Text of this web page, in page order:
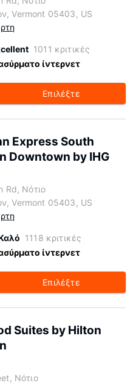
Vermont 05403, US
1011 κριτικές
ίντερνετ
Επιλέξτε
Express South
Downtown by IHG
Rd, Νότιο
Vermont 05403, US
1118 κριτικές
ίντερνετ
Επιλέξτε
Suites by Hilton
Νότιο